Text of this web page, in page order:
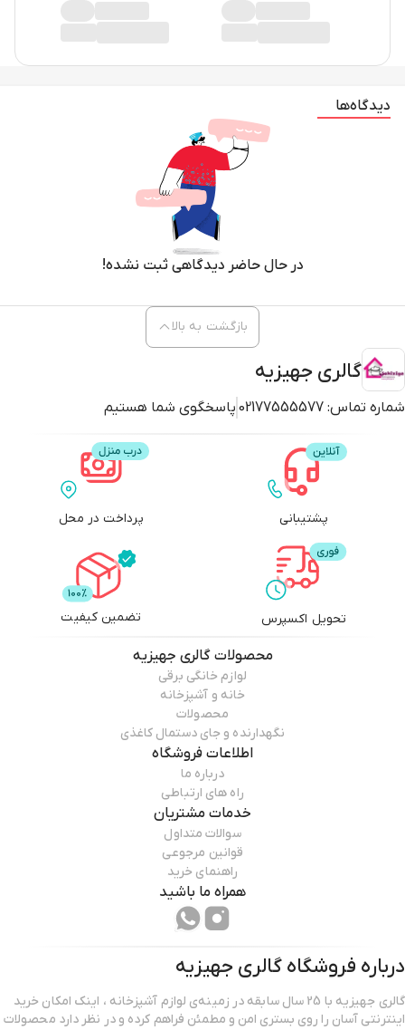
دیدگاه‌ها
در حال حاضر دیدگاهی ثبت نشده!
گالری جهیزیه
شماره تماس: 02177555577 پاسخگوی شما هستیم
بازگشت به بالا
پشتیبانی پرداخت در محل
تحویل اکسپرس تضمین کیفیت
محصولاتگالری جهیزیه
لوازم خانگی برقی
خانه و آشپزخانه
محصولات
نگهدارنده و جای دستمال کاغذی
اطلاعات فروشگاه
درباره ما
راه های ارتباطی
خدمات مشتریان
سوالات متداول
قوانین مرجوعی
راهنمای خرید
همراه ما باشید
درباره فروشگاه گالری جهیزیه
گالری جهیزیه با 25 سال سابقه در زمینه‌ی لوازم آشپزخانه ، اینک امکان خرید
اینترنتی آسان را روی بستری امن و مطمئن فراهم کرده و در نظر دارد محصولات